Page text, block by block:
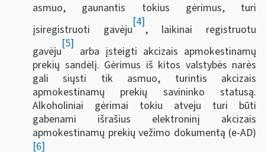
asmuo, gaunantis tokius gėrimus, turi
įsiregistruoti gavėju
[4]
, laikinai registruotu
gavėju
[5]
arba įsteigti akcizais apmokestinamų
prekių sandėlį. Gėrimus iš kitos valstybės narės
gali siųsti tik asmuo, turintis akcizais
apmokestinamų prekių savininko statusą.
Alkoholiniai gėrimai tokiu atveju turi būti
gabenami išrašius elektroninį akcizais
apmokestinamų prekių vežimo dokumentą (e-AD)
[6]